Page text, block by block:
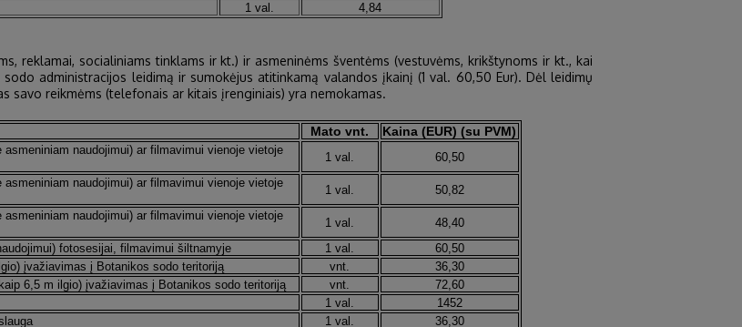
1 val. 4,84
reklamai, socialiniams tinklams ir kt.) ir asmeninėms šventėms (vestuvėms, krikštynoms ir kt., kai
administracijos leidimą ir sumokėjus atitinkamą valandos įkainį (1 val. 60,50 Eur). Dėl leidimų
savo reikmėms (telefonais ar kitais įrenginiais) yra nemokamas.
Mato vnt. Kaina (EUR) (su PVM)
naudojimui) ar filmavimui vienoje vietoje
1 val.
60,50
naudojimui) ar filmavimui vienoje vietoje
1 val.
50,82
naudojimui) ar filmavimui vienoje vietoje
1 val.
48,40
fotosesijai, filmavimui šiltnamyje
1 val.
60,50
įvažiavimas į Botanikos sodo teritoriją
vnt.
36,30
6,5 m ilgio) įvažiavimas į Botanikos sodo teritoriją
vnt.
72,60
1 val.
1452
1 val.
36,30